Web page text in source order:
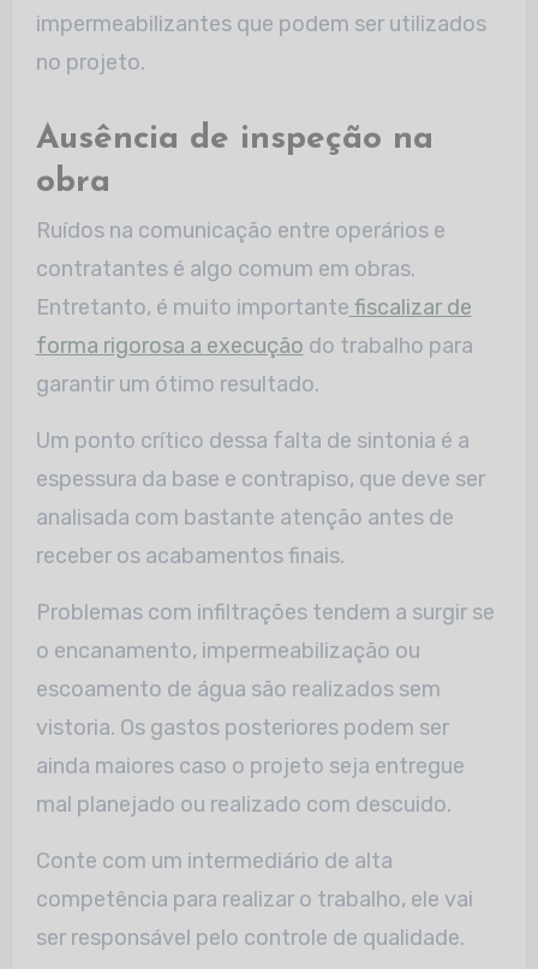
impermeabilizantes que podem ser utilizados
no projeto.
Ausência de inspeção na
obra
Ruídos na comunicação entre operários e
contratantes é algo comum em obras.
Entretanto, é muito importante fiscalizar de
forma rigorosa a execução do trabalho para
garantir um ótimo resultado.
Um ponto crítico dessa falta de sintonia é a
espessura da base e contrapiso, que deve ser
analisada com bastante atenção antes de
receber os acabamentos finais.
Problemas com infiltrações tendem a surgir se
o encanamento, impermeabilização ou
escoamento de água são realizados sem
vistoria. Os gastos posteriores podem ser
ainda maiores caso o projeto seja entregue
mal planejado ou realizado com descuido.
Conte com um intermediário de alta
competência para realizar o trabalho, ele vai
ser responsável pelo controle de qualidade.